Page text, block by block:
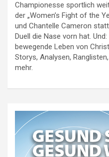
Championesse sportlich
der „Women’s Fight of the
und Chantelle Cameron
Duell die Nase vorn hat.
bewegende Leben von
Storys, Analysen,
mehr.